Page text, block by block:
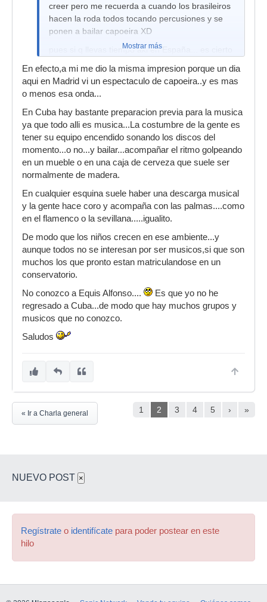
creer pero me recuerda a cuando los brasileiros
hacen la roda todos tocando percusiones y se
ponen a bailar capoeira XD
pues si q llevas tiempo aki en España... es cierto
musical muy potente desde q sois peqeñajos??
otra cosa, conoces el grupo cubano Equis
los conocia, pero vinieron a tocar a Galicia y creo
q al dia siguiente iban a Madrid...
Mostrar más
En efecto,a mi me dio la misma impresion porque un dia
aqui en Madrid vi un espectaculo de capoeira..y es mas
o menos esa onda...
En Cuba hay bastante preparacion previa para la musica
ya que todo alli es musica...La costumbre de la gente es
tener su equipo encendido sonando los discos del
momento...o no...y bailar...acompañar el ritmo golpeando
en un mueble o en una caja de cerveza que suele ser
normalmente de madera.
En cualquier esquina suele haber una descarga musical
y la gente hace coro y acompaña con las palmas....como
en el flamenco o la sevillana.....igualito.
De modo que los niños crecen en ese ambiente...y
aunque todos no se interesan por ser musicos,si que son
muchos los que pronto estan matriculandose en un
conservatorio.
No conozco a Equis Alfonso....
Es que yo no he
regresado a Cuba...de modo que hay muchos grupos y
musicos que no conozco.
Saludos
1 2 3 4 5 › »
« Ir a Charla general
NUEVO POST ×
Regístrate o identifícate para poder postear en este
hilo